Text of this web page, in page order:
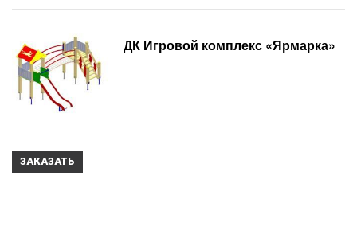
ДК Игровой комплекс «Ярмарка»
ЗАКАЗАТЬ